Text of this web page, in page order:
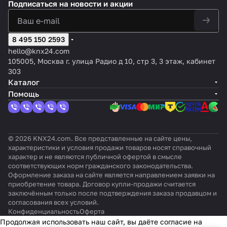
C
mbi
55,
чер
ный
мат
овы
й
привод
ами
отерми
ческих
клапан
р
тем
ату
ры
KN
ect
55
диап
рени
й от
-10
C
воздуха,
Sewi
Белый
атуры,
оттенк
к:
на
й
оттенок:
алюмини
M
ат
и
к
C
O
Подписаться на новости и акции
8 495 150 2593
hello@knx24.com
105005, Москва г. улица Радио д 10, стр 3, 3 этаж, кабинет
303
Каталог
Помощь
© 2026 KNX24.com. Все представленные на сайте цены,
характеристики и условия продажи товаров носят справочный
характер и не являются публичной офертой в смысле
соответствующих норм гражданского законодательства.
Оформление заказа на сайте является направлением заявки на
приобретение товара. Договор купли-продажи считается
заключённым только после подтверждения заказа продавцом и
согласования всех условий.
КонфиденциальностьОферта
Продолжая использовать наш сайт, вы даёте согласие на